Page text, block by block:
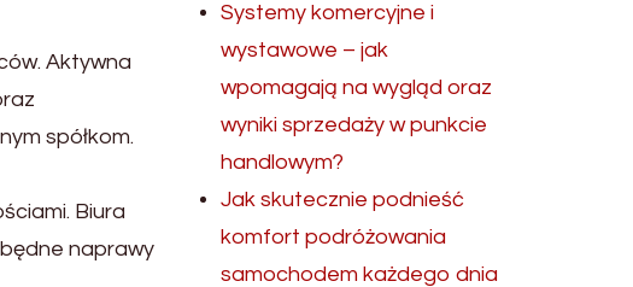
Aktywna
spółkom.
Biura
naprawy
Systemy komercyjne i
wystawowe – jak
wpomagają na wygląd oraz
wyniki sprzedaży w punkcie
handlowym?
Jak skutecznie podnieść
komfort podróżowania
samochodem każdego dnia